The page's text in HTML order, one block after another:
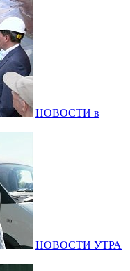
НОВОСТИ в
НОВОСТИ УТРА